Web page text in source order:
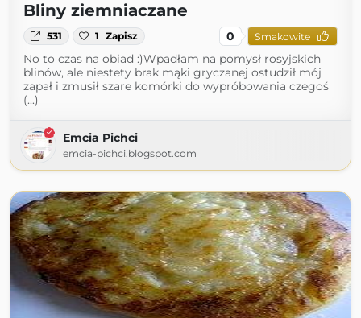
Bliny ziemniaczane
531 1 Zapisz 0 Smakowite
No to czas na obiad :)Wpadłam na pomysł rosyjskich
blinów, ale niestety brak mąki gryczanej ostudził mój
zapał i zmusił szare komórki do wypróbowania czegoś
(...)
Emcia Pichci
emcia-pichci.blogspot.com